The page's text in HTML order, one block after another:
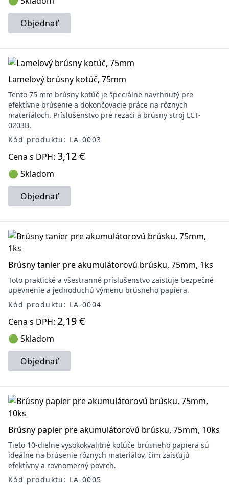
Objednať
Lamelový brúsny kotúč, 75mm
Tento 75 mm brúsny kotúč je špeciálne navrhnutý pre
efektívne brúsenie a dokončovacie práce na rôznych
materiáloch. Príslušenstvo pre rezací a brúsny stroj LCT-
0203B.
Kód produktu: LA-0003
Cena s DPH: 3,12 €
🟢 Skladom
Objednať
Brúsny tanier pre akumulátorovú brúsku, 75mm, 1ks
Toto praktické a všestranné príslušenstvo zaisťuje bezpečné
upevnenie a jednoduchú výmenu brúsneho papiera.
Kód produktu: LA-0004
Cena s DPH: 2,19 €
🟢 Skladom
Objednať
Brúsny papier pre akumulátorovú brúsku, 75mm, 10ks
Tieto 10-dielne vysokokvalitné kotúče brúsneho papiera sú
ideálne na brúsenie rôznych materiálov, čím zaisťujú
efektívny a rovnomerný povrch.
Kód produktu: LA-0005